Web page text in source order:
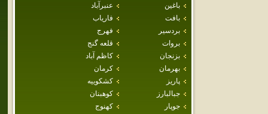
باغين
عنبرآباد
بافت
فارياب
بردسير
فهرج
بروات
قلعه گنج
بزنجان
كاظم آباد
بهرمان
كرمان
پاريز
كشكوييه
جبالبارز
كوهبنان
جوپار
كهنوج